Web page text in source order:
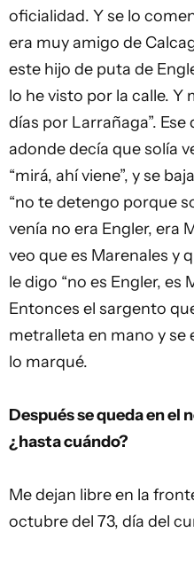
oficialidad. Y se lo
era muy amigo de
este hijo de puta de
lo he visto por la calle. Y
días por Larrañaga”.
adonde decía que solía
“mirá, ahí viene”, y se
“no te detengo porque
venía no era Engler, era
veo que es Marenales y
le digo “no es Engler, es
Entonces el sargento
metralleta en mano y se
lo marqué.
Después se queda en el
¿hasta cuándo?
Me dejan libre en la
octubre del 73, día del